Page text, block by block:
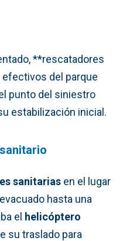
**rescatadores
efectivos del parque
punto del siniestro
estabilización inicial.
sanitarias en el lugar
hasta una
el helicóptero
su traslado para